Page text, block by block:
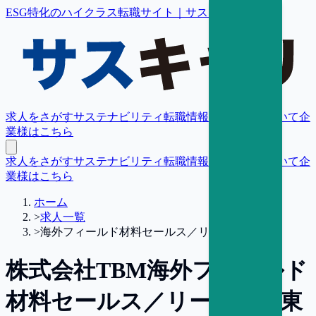
ESG特化のハイクラス転職サイト｜サスキャリ
求人をさがすサステナビリティ転職情報 転職支援について企
業様はこちら
求人をさがすサステナビリティ転職情報 転職支援について企
業様はこちら
ホーム
>求人一覧
>海外フィールド材料セールス／リーダー【東京】
株式会社TBM海外フィールド
材料セールス／リーダー【東